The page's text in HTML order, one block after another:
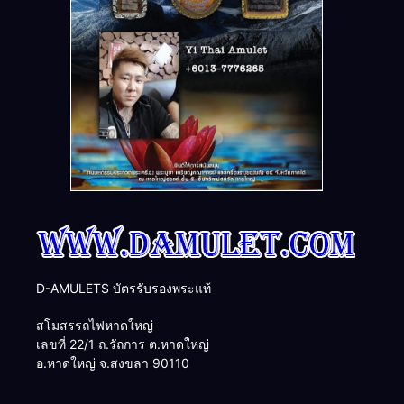
D-AMULETS บัตรรับรองพระแท้
สโมสรรถไฟหาดใหญ่
เลขที่ 22/1 ถ.รัถการ ต.หาดใหญ่
อ.หาดใหญ่ จ.สงขลา 90110